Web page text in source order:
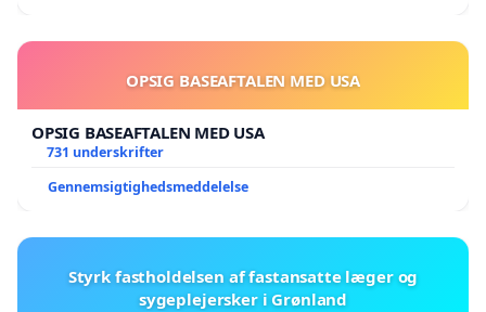
OPSIG BASEAFTALEN MED USA
OPSIG BASEAFTALEN MED USA
731 underskrifter
Gennemsigtighedsmeddelelse
Styrk fastholdelsen af fastansatte læger og
sygeplejersker i Grønland